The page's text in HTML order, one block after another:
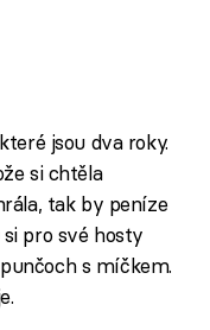
jsou dva roky.
si chtěla
tak by peníze
pro své hosty
s míčkem.